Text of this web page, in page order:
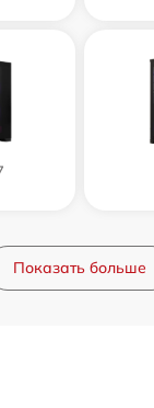
Показать больше